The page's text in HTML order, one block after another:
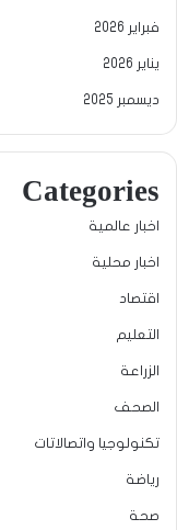
فبراير 2026
يناير 2026
ديسمبر 2025
Categories
اخبار عالمية
اخبار محلية
اقتصاد
التعليم
الزراعة
الصحف
تكنولوجيا واتصالاتات
رياضة
صحة